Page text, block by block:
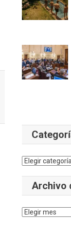
Categorías
Archivo
Archivo